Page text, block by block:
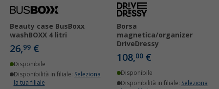
Beauty case BusBoxx
washBOXX 4 litri
26,99 €
Disponibile
Disponibilità in filiale: Seleziona
la tua filiale
Borsa
magnetica/organizer
DriveDressy
108,00 €
Disponibile
Disponibilità in filiale: Seleziona